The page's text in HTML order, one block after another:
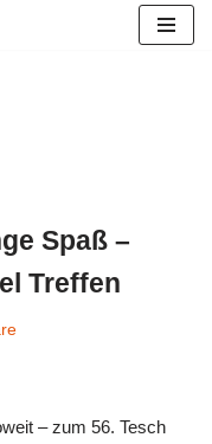
Spaß –
Treffen
– zum 56. Tesch